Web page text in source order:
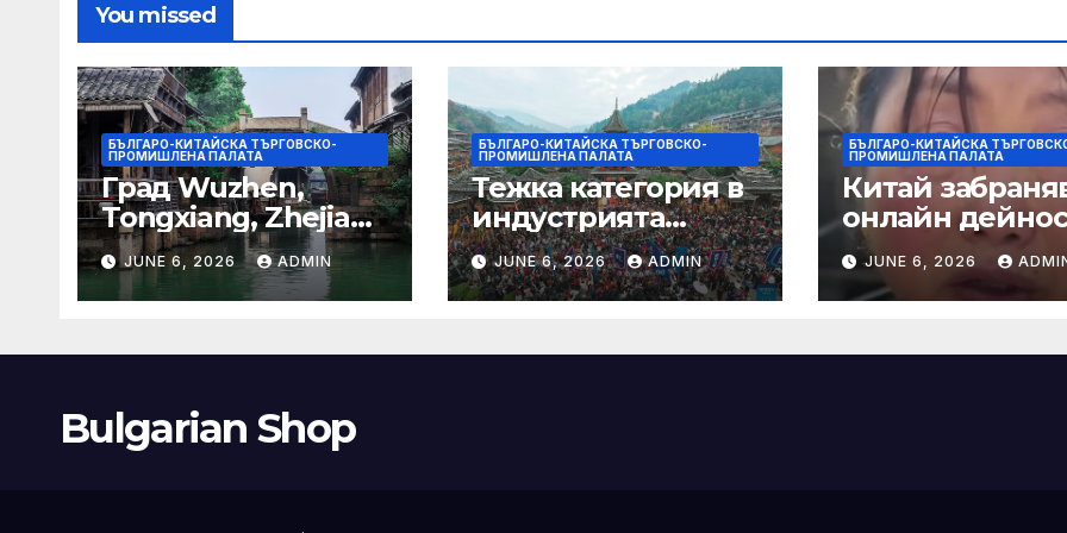
You missed
БЪЛГАРО-КИТАЙСКА ТЪРГОВСКО-
ПРОМИШЛЕНА ПАЛАТА
Град Wuzhen,
Tongxiang, Zhejiang
– Chinadaily.com.cn
JUNE 6, 2026 ADMIN
БЪЛГАРО-КИТАЙСКА ТЪРГОВСКО-
ПРОМИШЛЕНА ПАЛАТА
Тежка категория в
индустрията
стартира алианс за
космическа
слънчева енергия
JUNE 6, 2026 ADMIN
БЪЛГАРО-КИТАЙСКА
ПРОМИШЛЕНА ПАЛАТА
Китай
онлайн
при по-строги
правила за
ограничаване
JUNE 6, 2026
Bulgarian Shop